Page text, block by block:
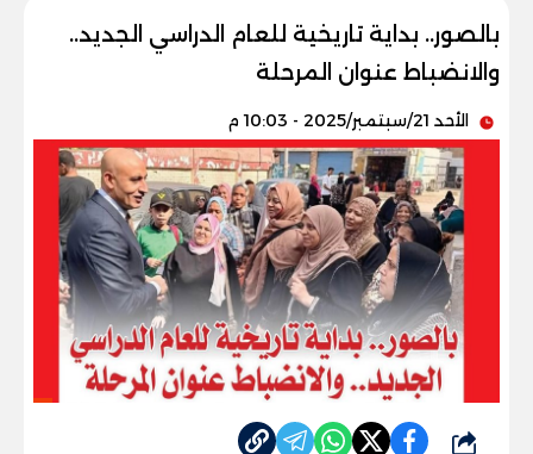
بالصور.. بداية تاريخية للعام الدراسي الجديد..
والانضباط عنوان المرحلة
الأحد 21/سبتمبر/2025 - 10:03 م
شارك